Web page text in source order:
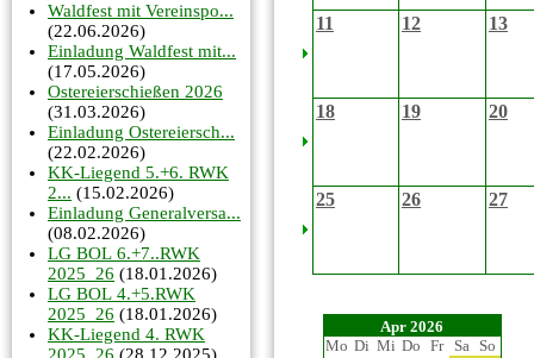
Waldfest mit Vereinspo...
(22.06.2026)
Einladung Waldfest mit...
(17.05.2026)
Ostereierschießen 2026
(31.03.2026)
Einladung Ostereiersch...
(22.02.2026)
KK-Liegend 5.+6. RWK
2... (15.02.2026)
Einladung Generalversa...
(08.02.2026)
LG BOL 6.+7..RWK
2025_26 (18.01.2026)
LG BOL 4.+5.RWK
2025_26 (18.01.2026)
KK-Liegend 4. RWK
11 12 13
18 19 20
25 26 27
Apr 2026
Mo Di Mi Do Fr Sa So